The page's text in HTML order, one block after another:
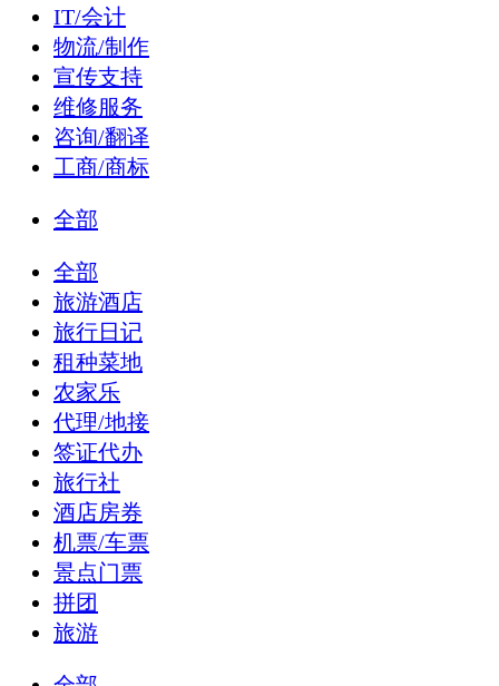
IT/会计
物流/制作
宣传支持
维修服务
咨询/翻译
工商/商标
全部
全部
旅游酒店
旅行日记
租种菜地
农家乐
代理/地接
签证代办
旅行社
酒店房券
机票/车票
景点门票
拼团
旅游